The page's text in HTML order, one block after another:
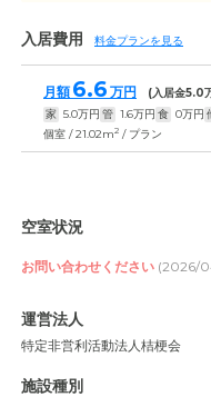
入居費用 料金プランを見る
月額 6.6 万円 (入居金5.0
家 5.0万円 管 1.6万円 食 0万円
個室 / 21.02m2 / プラン
空室状況
お問い合わせください (2026/
運営法人
特定非営利活動法人桔梗会
施設種別